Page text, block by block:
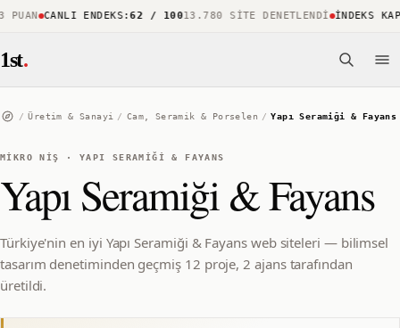
CANLI ENDEKS:62 / 100 13.780 SITE DENETLENDI İNDEKS
1st.
/ Üretim & Sanayi / Cam, Seramik & Porselen / Yapı Seramiği & Fayans
MIKRO NIŞ · YAPI SERAMIĞI & FAYANS
Yapı Seramiği & Fayans
Türkiye'nin en iyi Yapı Seramiği & Fayans web siteleri — bilimsel
tasarım denetiminden geçmiş 12 proje, 2 ajans tarafından
üretildi.